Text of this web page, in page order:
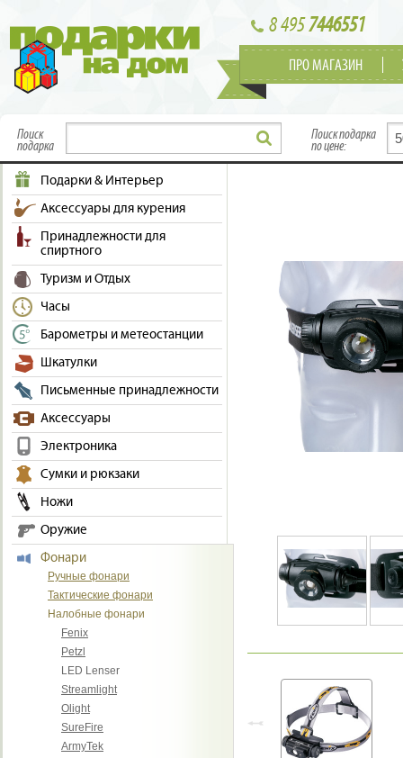
8 4957446551
ПРО МАГАЗИН
Поиск
подарка
Поиск подарка
по цене:
Подарки & Интерьер
Аксессуары для курения
Принадлежности для
спиртного
Туризм и Отдых
Часы
Барометры и метеостанции
Шкатулки
Письменные принадлежности
Аксессуары
Электроника
Сумки и рюкзаки
Ножи
Оружие
Фонари
Ручные фонари
Тактические фонари
Налобные фонари
Fenix
Petzl
LED Lenser
Streamlight
Olight
SureFire
ArmyTek